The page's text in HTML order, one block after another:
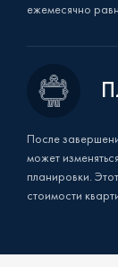
ежемесячно
После
может
планировки.
стоимости